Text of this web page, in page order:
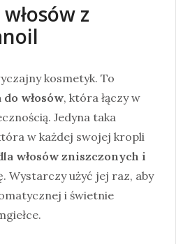
z
kosmetyk. To
włosów, która łączy w
Jedyna taka
w każdej swojej kropli
włosów zniszczonych i
Wystarczy użyć jej raz, aby
i świetnie